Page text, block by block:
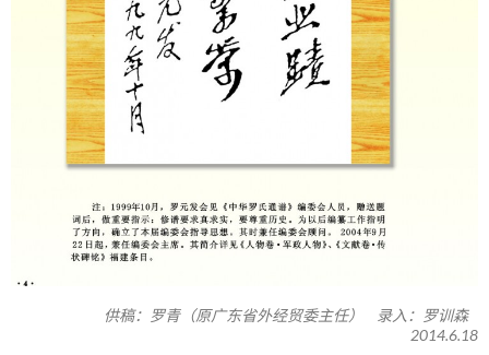
供稿：罗青（原广东省外经贸委主任） 录入：罗训森
2014.6.18